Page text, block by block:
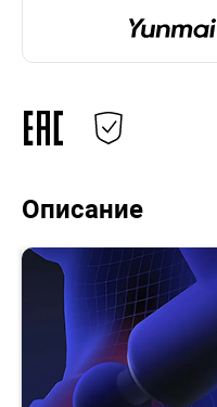
Описание